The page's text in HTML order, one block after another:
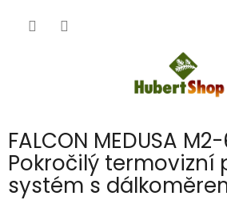
FALCON MEDUSA
Pokročilý termovizní
systém s